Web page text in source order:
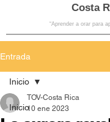
Costa
“Aprender a orar para
Entrada
Inicio
Inicio
TOV-Costa Rica
10 ene 2023